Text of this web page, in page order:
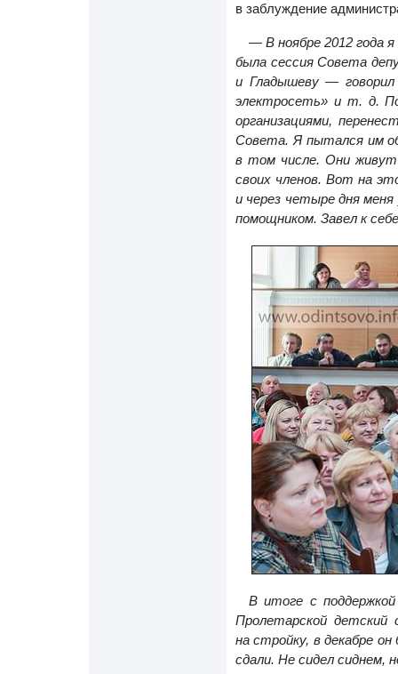
в заблуждение
— В ноябре 2012 года
была сессия Совета
и Гладышеву — говорил
электросеть» и т. д.
организациями,
Совета. Я пытался им
в том числе. Они живут
своих членов. Вот на
и через четыре дня меня
помощником. Завел к
В итоге с
Пролетарской
на стройку, в декабре
сдали. Не сидел сиднем,